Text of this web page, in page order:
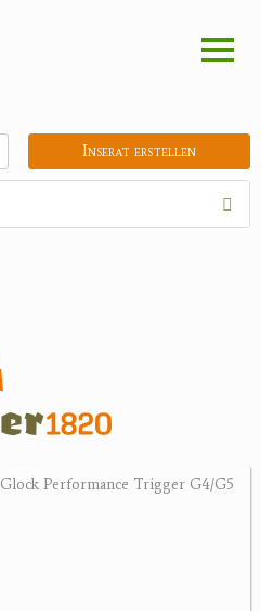
Inserat erstellen
Glock Performance Trigger G4/G5